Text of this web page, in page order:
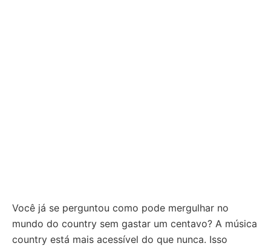
Você já se perguntou como pode mergulhar no
mundo do country sem gastar um centavo? A música
country está mais acessível do que nunca. Isso